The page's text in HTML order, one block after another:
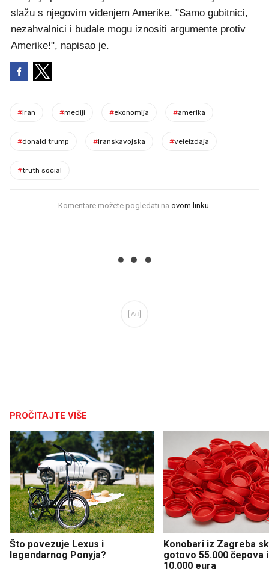
slažu s njegovim viđenjem Amerike. "Samo gubitnici,
nezahvalnici i budale mogu iznositi argumente protiv
Amerike!", napisao je.
#iran #mediji #ekonomija #amerika
#donald trump #iranskavojska #veleizdaja
#truth social
Komentare možete pogledati na ovom linku.
Ad
PROČITAJTE VIŠE
Što povezuje Lexus i
legendarnog Ponyja?
Konobari iz Zagreba
gotovo 55.000 čepova
10.000 eura